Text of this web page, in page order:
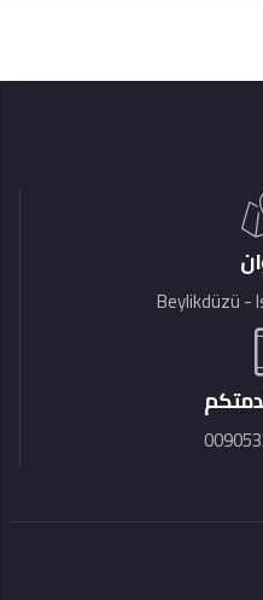
Beylikdüzü -